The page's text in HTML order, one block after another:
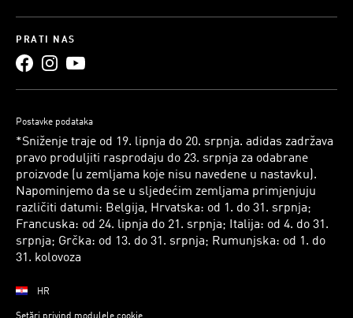
PRATI NAS
Postavke podataka
*Sniženje traje od 19. lipnja do 20. srpnja. adidas zadržava
pravo produljiti rasprodaju do 23. srpnja za odabrane
proizvode (u zemljama koje nisu navedene u nastavku).
Napominjemo da se u sljedećim zemljama primjenjuju
različiti datumi: Belgija, Hrvatska: od 1. do 31. srpnja;
Francuska: od 24. lipnja do 21. srpnja; Italija: od 4. do 31.
srpnja; Grčka: od 13. do 31. srpnja; Rumunjska: od 1. do
31. kolovoza
HR
Setări privind modulele cookie